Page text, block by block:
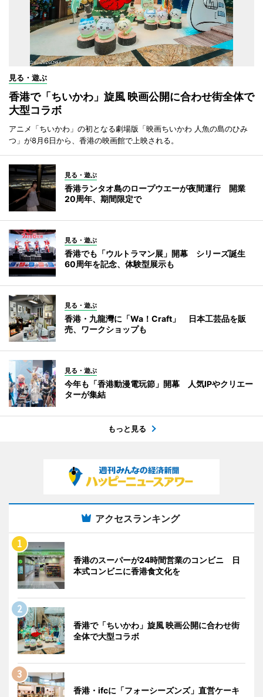
見る・遊ぶ
香港で「ちいかわ」旋風 映画公開に合わせ街全体で
大型コラボ
アニメ「ちいかわ」の初となる劇場版「映画ちいかわ 人魚の島のひみ
つ」が8月6日から、香港の映画館で上映される。
見る・遊ぶ
香港ランタオ島のロープウエーが夜間運行 開業
20周年、期間限定で
見る・遊ぶ
香港でも「ウルトラマン展」開幕 シリーズ誕生
60周年を記念、体験型展示も
見る・遊ぶ
香港・九龍灣に「Wa！Craft」 日本工芸品を販
売、ワークショップも
見る・遊ぶ
今年も「香港動漫電玩節」開幕 人気IPやクリエー
ターが集結
もっと見る
アクセスランキング
香港のスーパーが24時間営業のコンビニ 日
本式コンビニに香港食文化を
香港で「ちいかわ」旋風 映画公開に合わせ街
全体で大型コラボ
香港・ifcに「フォーシーズンズ」直営ケーキ